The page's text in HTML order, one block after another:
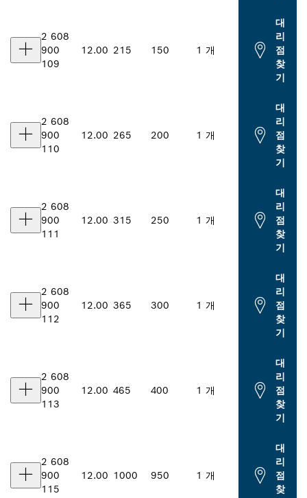
2 608
900
109
12.00 215 150 1 개
대
리
점
찾
기
2 608
900
110
12.00 265 200 1 개
대
리
점
찾
기
2 608
900
111
12.00 315 250 1 개
대
리
점
찾
기
2 608
900
112
12.00 365 300 1 개
대
리
점
찾
기
2 608
900
113
12.00 465 400 1 개
대
리
점
찾
기
2 608
900
115
12.00 1000 950 1 개
대
리
점
찾